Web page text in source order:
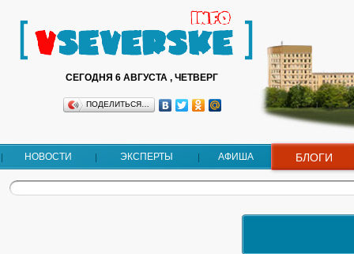
СЕГОДНЯ 6 АВГУСТА , ЧЕТВЕРГ
ПОДЕЛИТЬСЯ…
НОВОСТИ ЭКСПЕРТЫ АФИША БЛОГИ